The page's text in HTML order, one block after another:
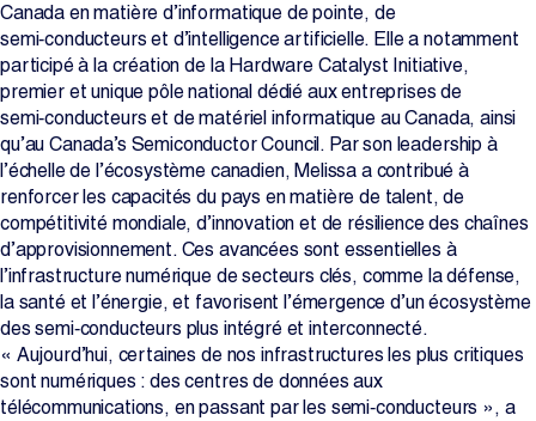
Canada en matière d’informatique de pointe, de
semi‑conducteurs et d’intelligence artificielle. Elle a notamment
participé à la création de la Hardware Catalyst Initiative,
premier et unique pôle national dédié aux entreprises de
semi‑conducteurs et de matériel informatique au Canada, ainsi
qu’au Canada’s Semiconductor Council. Par son leadership à
l’échelle de l’écosystème canadien, Melissa a contribué à
renforcer les capacités du pays en matière de talent, de
compétitivité mondiale, d’innovation et de résilience des chaînes
d’approvisionnement. Ces avancées sont essentielles à
l’infrastructure numérique de secteurs clés, comme la défense,
la santé et l’énergie, et favorisent l’émergence d’un écosystème
des semi‑conducteurs plus intégré et interconnecté.
« Aujourd’hui, certaines de nos infrastructures les plus critiques
sont numériques : des centres de données aux
télécommunications, en passant par les semi‑conducteurs », a